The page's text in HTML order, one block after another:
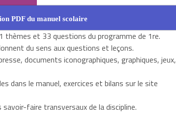
PDF du manuel scolaire
thèmes et 33 questions du programme de 1re.
du sens aux questions et leçons.
documents iconographiques, graphiques, jeux,
dans le manuel, exercices et bilans sur le site
faire transversaux de la discipline.